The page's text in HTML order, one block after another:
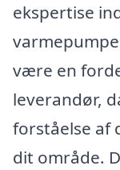
ekspertise
være en
leverandør,
forståelse af
dit område.